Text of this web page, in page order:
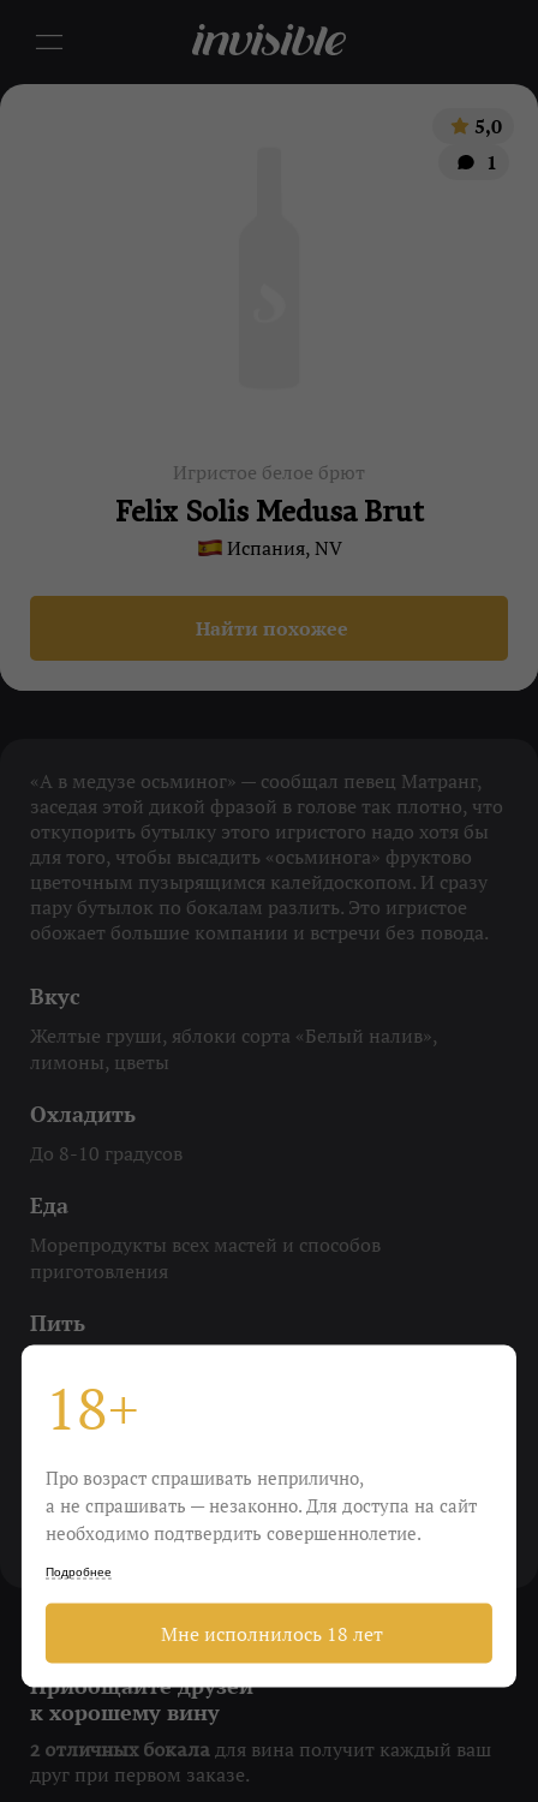
5,0
1
Игристое белое брют
Felix Solis Medusa Brut
Испания, NV
Найти похожее
«А в медузе осьминог» — сообщал певец Матранг,
заседая этой дикой фразой в голове так плотно, что
откупорить бутылку этого игристого надо хотя бы
для того, чтобы высадить «осьминога» фруктово
цветочным пузырящимся калейдоскопом. И сразу
пару бутылок по бокалам разлить. Это игристое
обожает большие компании и встречи без повода.
Вкус
Желтые груши, яблоки сорта «Белый налив»,
лимоны, цветы
Охладить
До 8-10 градусов
Еда
Морепродукты всех мастей и способов
приготовления
Пить
Виноград
Крепость
11%
Приобщайте друзей
к хорошему вину
2 отличных бокала для вина получит каждый ваш
друг при первом заказе.
18+
Про возраст спрашивать неприлично,
а не спрашивать — незаконно. Для доступа на сайт
необходимо подтвердить совершеннолетие.
Подробнее
Мне исполнилось 18 лет